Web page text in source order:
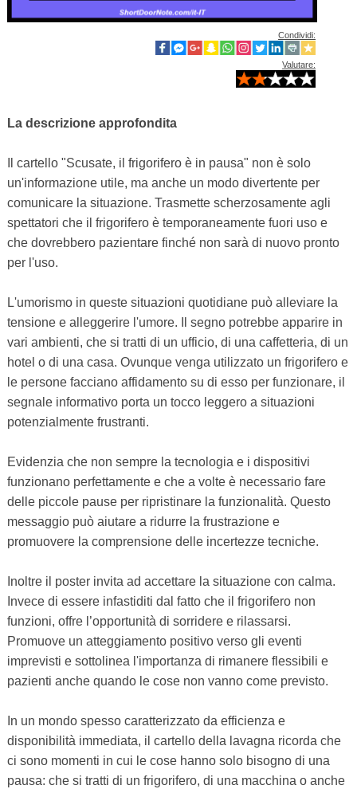
Condividi:
Valutare:
La descrizione approfondita
Il cartello "Scusate, il frigorifero è in pausa" non è solo
un'informazione utile, ma anche un modo divertente per
comunicare la situazione. Trasmette scherzosamente agli
spettatori che il frigorifero è temporaneamente fuori uso e
che dovrebbero pazientare finché non sarà di nuovo pronto
per l'uso.
L'umorismo in queste situazioni quotidiane può alleviare la
tensione e alleggerire l'umore. Il segno potrebbe apparire in
vari ambienti, che si tratti di un ufficio, di una caffetteria, di un
hotel o di una casa. Ovunque venga utilizzato un frigorifero e
le persone facciano affidamento su di esso per funzionare, il
segnale informativo porta un tocco leggero a situazioni
potenzialmente frustranti.
Evidenzia che non sempre la tecnologia e i dispositivi
funzionano perfettamente e che a volte è necessario fare
delle piccole pause per ripristinare la funzionalità. Questo
messaggio può aiutare a ridurre la frustrazione e
promuovere la comprensione delle incertezze tecniche.
Inoltre il poster invita ad accettare la situazione con calma.
Invece di essere infastiditi dal fatto che il frigorifero non
funzioni, offre l’opportunità di sorridere e rilassarsi.
Promuove un atteggiamento positivo verso gli eventi
imprevisti e sottolinea l'importanza di rimanere flessibili e
pazienti anche quando le cose non vanno come previsto.
In un mondo spesso caratterizzato da efficienza e
disponibilità immediata, il cartello della lavagna ricorda che
ci sono momenti in cui le cose hanno solo bisogno di una
pausa: che si tratti di un frigorifero, di una macchina o anche